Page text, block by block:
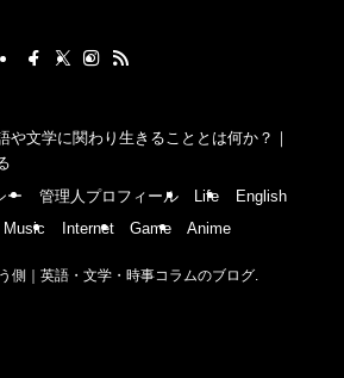
や文学に関わり生きることとは何か？｜
ー
管理人プロフィール Life
English
Music Internet Game Anime
側｜英語・文学・時事コラムのブログ.